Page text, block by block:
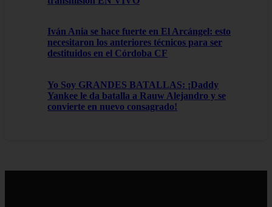
Iván Ania se hace fuerte en El Arcángel: esto
necesitaron los anteriores técnicos para ser
destituidos en el Córdoba CF
Yo Soy GRANDES BATALLAS: ¡Daddy
Yankee le da batalla a Rauw Alejandro y se
convierte en nuevo consagrado!